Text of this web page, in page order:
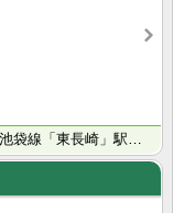
『セジョリ新宿西落合』の物件情報です！西武池袋線「東長崎」駅徒歩8分！ペット可！インターネット無料！･･･